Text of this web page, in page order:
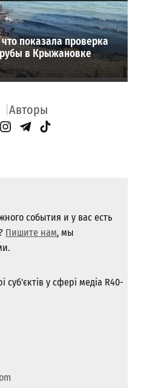
показала проверка
в Крыжановке
Авторы
Page
Instagram
Telegram
TikTok
события и у вас есть
Пишите нам, мы
у сфері медіа R40-